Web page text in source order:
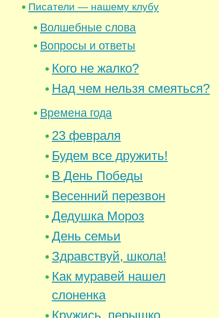
Писатели — нашему клубу
Волшебные слова
Вопросы и ответы
Кого не жалко?
Над чем нельзя смеяться?
Времена года
23 февраля
Будем все дружить!
В День Победы
Весенний перезвон
Дедушка Мороз
День семьи
Здравствуй, школа!
Как муравей нашел
слоненка
Кружись, перышко